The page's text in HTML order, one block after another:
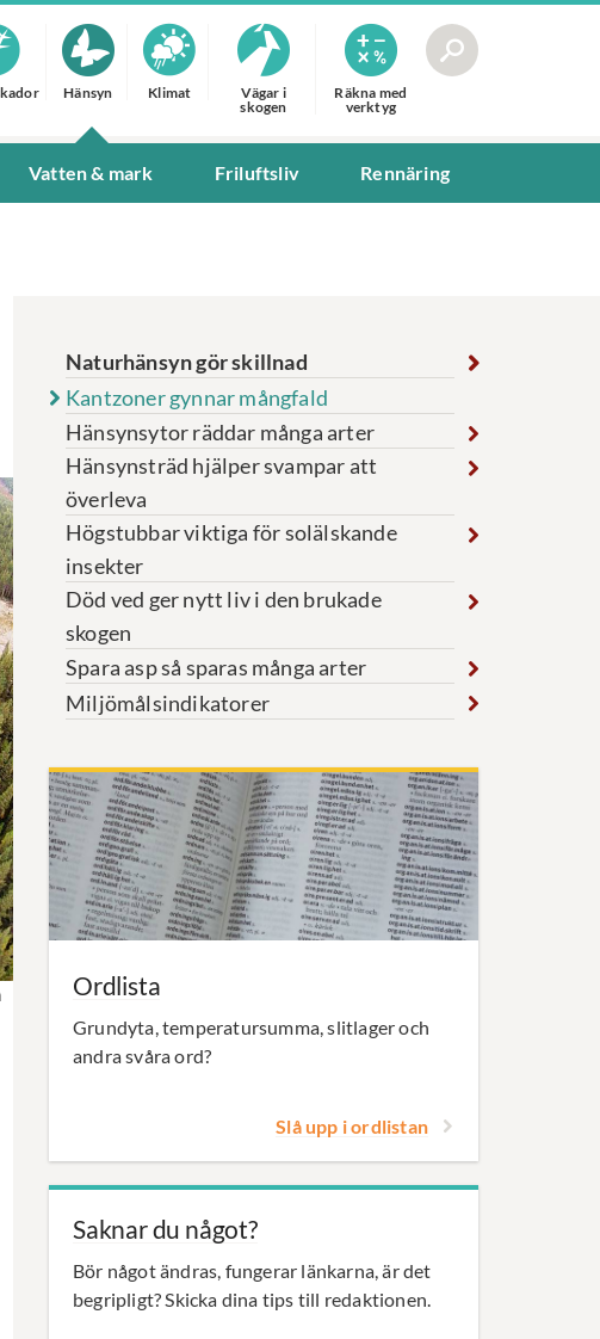
Hänsyn Klimat
Vägar i
skogen
Räkna med
verktyg
Vatten & mark Friluftsliv Rennäring
Naturhänsyn gör skillnad
Kantzoner gynnar mångfald
Hänsynsytor räddar många arter
Hänsynsträd hjälper svampar att
överleva
Högstubbar viktiga för solälskande
insekter
Död ved ger nytt liv i den brukade
skogen
Spara asp så sparas många arter
Miljömålsindikatorer
Ordlista
Grundyta, temperatursumma, slitlager och
andra svåra ord?
Slå upp i ordlistan
Saknar du något?
Bör något ändras, fungerar länkarna, är det
begripligt? Skicka dina tips till redaktionen.